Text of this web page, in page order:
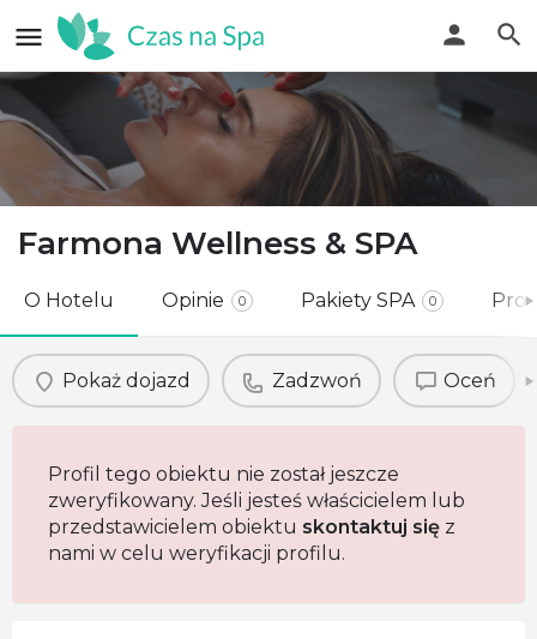
Farmona Wellness & SPA
O Hotelu Opinie 0 Pakiety SPA 0
Pokaż dojazd Zadzwoń Oceń
Profil tego obiektu nie został jeszcze
zweryfikowany. Jeśli jesteś właścicielem lub
przedstawicielem obiektu skontaktuj się z
nami w celu weryfikacji profilu.